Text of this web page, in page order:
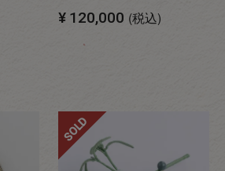
¥ 120,000 税込
SOLD